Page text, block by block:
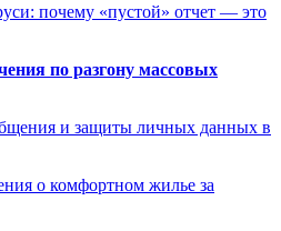
почему «пустой» отчет — это
по разгону массовых
и защиты личных данных в
о комфортном жилье за